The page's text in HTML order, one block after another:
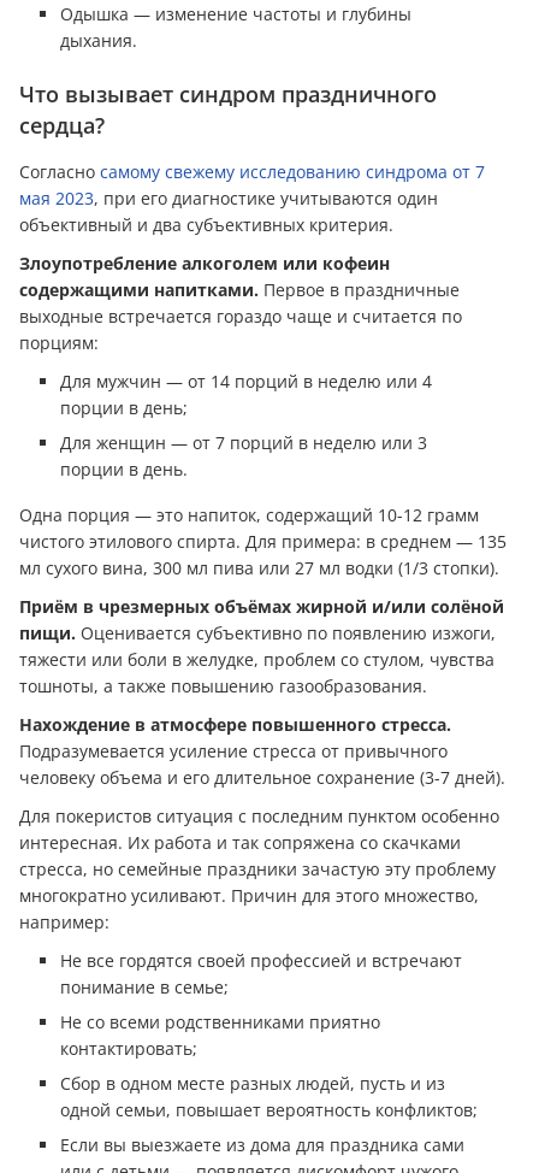
Одышка — изменение частоты и глубины
дыхания.
Что вызывает синдром праздничного
сердца?
Согласно самому свежему исследованию синдрома от 7
мая 2023, при его диагностике учитываются один
объективный и два субъективных критерия.
Злоупотребление алкоголем или кофеин
содержащими напитками. Первое в праздничные
выходные встречается гораздо чаще и считается по
порциям:
Для мужчин — от 14 порций в неделю или 4
порции в день;
Для женщин — от 7 порций в неделю или 3
порции в день.
Одна порция — это напиток, содержащий 10-12 грамм
чистого этилового спирта. Для примера: в среднем — 135
мл сухого вина, 300 мл пива или 27 мл водки (1/3 стопки).
Приём в чрезмерных объёмах жирной и/или солёной
пищи. Оценивается субъективно по появлению изжоги,
тяжести или боли в желудке, проблем со стулом, чувства
тошноты, а также повышению газообразования.
Нахождение в атмосфере повышенного стресса.
Подразумевается усиление стресса от привычного
человеку объема и его длительное сохранение (3-7 дней).
Для покеристов ситуация с последним пунктом особенно
интересная. Их работа и так сопряжена со скачками
стресса, но семейные праздники зачастую эту проблему
многократно усиливают. Причин для этого множество,
например:
Не все гордятся своей профессией и встречают
понимание в семье;
Не со всеми родственниками приятно
контактировать;
Сбор в одном месте разных людей, пусть и из
одной семьи, повышает вероятность конфликтов;
Если вы выезжаете из дома для праздника сами